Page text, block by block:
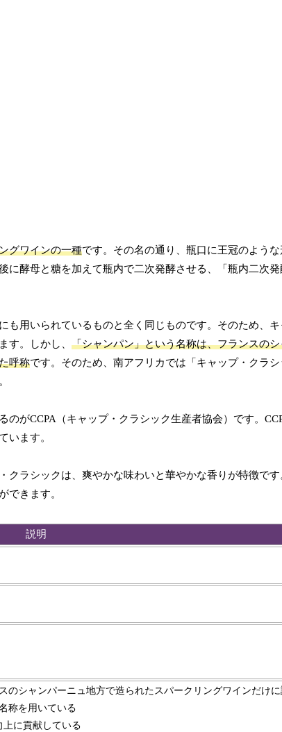
グワインの一種です。その名の通り、瓶口に王冠のよう
酵母と糖を加えて瓶内で二次発酵させる、「瓶内二次
用いられているものと全く同じものです。そのため、
す。しかし、 「シャンパン」という名称は、フランスの
呼称です。そのため、南アフリカでは「キャップ・クラ
がCCPA（キャップ・クラシック生産者協会）です。
います。
ラシックは、爽やかな味わいと華やかな香りが特徴で
できます。
説明
のシャンパーニュ地方で造られたスパークリングワインだけ
称を用いている
上に貢献している